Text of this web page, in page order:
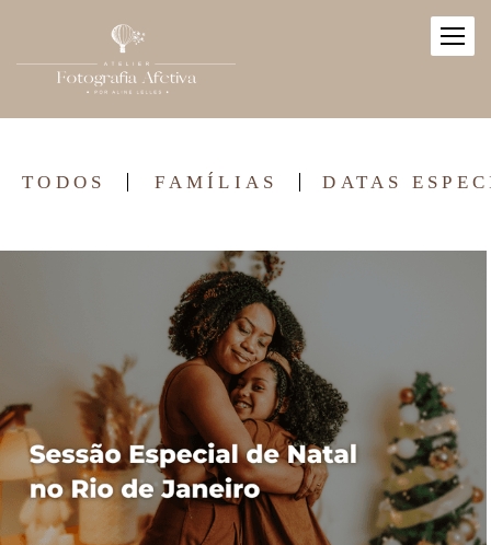
TODOS FAMÍLIAS DATAS